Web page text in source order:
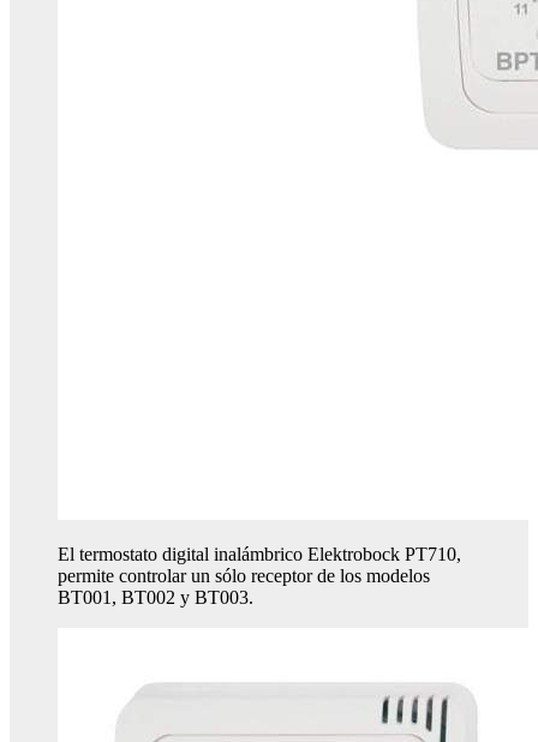
El termostato digital inalámbrico Elektrobock PT710,
permite controlar un sólo receptor de los modelos
BT001, BT002 y BT003.